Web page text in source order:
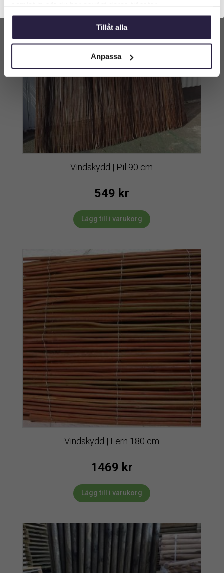
Tillåt alla
Anpassa
Vindskydd | Pil 90 cm
549 kr
Lägg till i varukorg
Vindskydd | Fern 180 cm
1469 kr
Lägg till i varukorg